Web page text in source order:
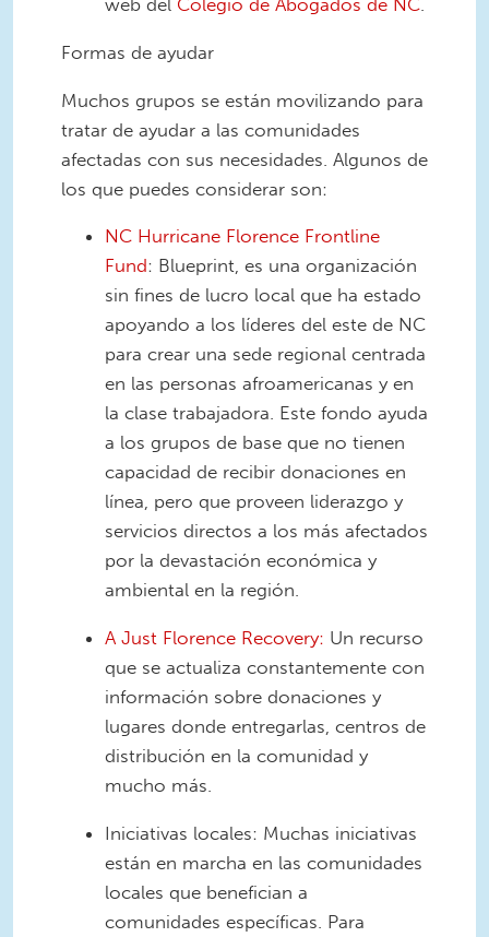
Formas de ayudar
Muchos grupos se están movilizando para
tratar de ayudar a las comunidades
afectadas con sus necesidades. Algunos de
los que puedes considerar son:
NC Hurricane Florence Frontline
Fund: Blueprint, es una organización
sin fines de lucro local que ha estado
apoyando a los líderes del este de NC
para crear una sede regional centrada
en las personas afroamericanas y en
la clase trabajadora. Este fondo ayuda
a los grupos de base que no tienen
capacidad de recibir donaciones en
línea, pero que proveen liderazgo y
servicios directos a los más afectados
por la devastación económica y
ambiental en la región.
A Just Florence Recovery: Un recurso
que se actualiza constantemente con
información sobre donaciones y
lugares donde entregarlas, centros de
distribución en la comunidad y
mucho más.
Iniciativas locales: Muchas iniciativas
están en marcha en las comunidades
locales que benefician a
comunidades específicas. Para